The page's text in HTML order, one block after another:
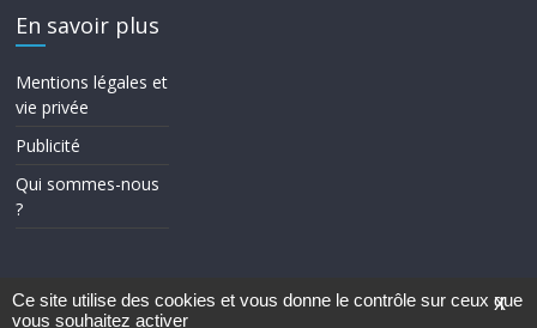
En savoir plus
Mentions légales et
vie privée
Publicité
Qui sommes-nous
?
X
Ce site utilise des cookies et vous donne le contrôle sur ceux que
vous souhaitez activer